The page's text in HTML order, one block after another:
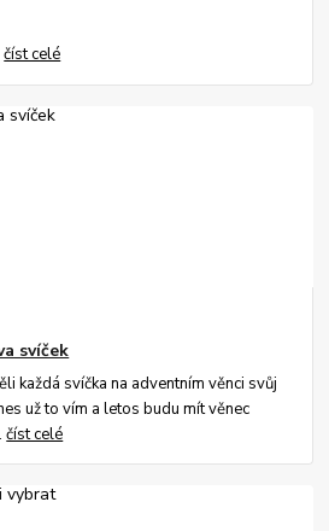
číst celé
svíček
každá svíčka na adventním věnci svůj
už to vím a letos budu mít věnec
číst celé